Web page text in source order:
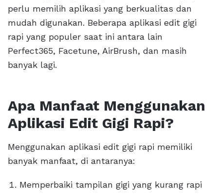
perlu memilih aplikasi yang berkualitas dan
mudah digunakan. Beberapa aplikasi edit gigi
rapi yang populer saat ini antara lain
Perfect365, Facetune, AirBrush, dan masih
banyak lagi.
Apa Manfaat Menggunakan
Aplikasi Edit Gigi Rapi?
Menggunakan aplikasi edit gigi rapi memiliki
banyak manfaat, di antaranya:
Memperbaiki tampilan gigi yang kurang rapi